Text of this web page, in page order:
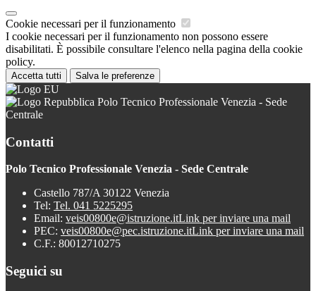
Cookie necessari per il funzionamento
I cookie necessari per il funzionamento non possono essere
disabilitati. È possibile consultare l'elenco nella pagina della cookie
policy.
Accetta tutti Salva le preferenze
Polo Tecnico Professionale Venezia - Sede
Centrale
Contatti
Polo Tecnico Professionale Venezia - Sede Centrale
Castello 787/A 30122 Venezia
Tel: Tel. 041 5225295
Email: veis00800e@istruzione.itLink per inviare una mail
PEC: veis00800e@pec.istruzione.itLink per inviare una mail
C.F.: 80012710275
Seguici su